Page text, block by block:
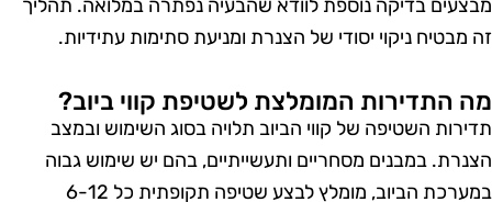
בדיקה נוספת לוודא שהבעיה נפתרה במלואה. תהליך
מבטיח ניקוי יסודי של הצנרת ומניעת סתימות עתידיות.
התדירות המומלצת לשטיפת קווי ביוב?
השטיפה של קווי הביוב תלויה בסוג השימוש ובמצב
במבנים מסחריים ותעשייתיים, בהם יש שימוש גבוה
במערכת הביוב, מומלץ לבצע שטיפה תקופתית כל 6-12